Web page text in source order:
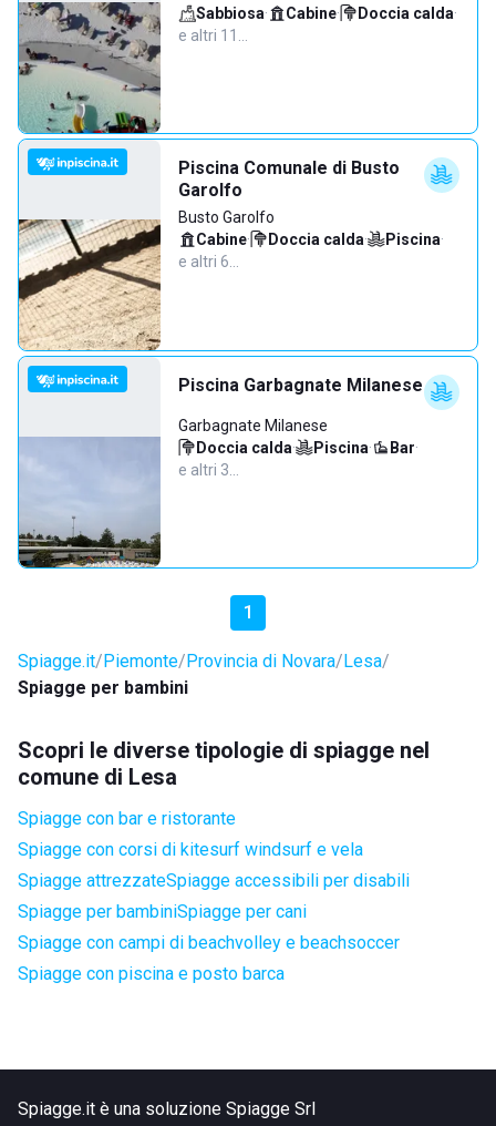
Sabbiosa· Cabine· Doccia calda·
e altri 11…
Piscina Comunale di Busto
Garolfo
Busto Garolfo
Cabine· Doccia calda· Piscina·
e altri 6…
Piscina Garbagnate Milanese
Garbagnate Milanese
Doccia calda· Piscina· Bar·
e altri 3…
1
Spiagge.it Piemonte Provincia di Novara Lesa
Spiagge per bambini
Scopri le diverse tipologie di spiagge nel
comune di Lesa
Spiagge con bar e ristorante
Spiagge con corsi di kitesurf windsurf e vela
Spiagge attrezzateSpiagge accessibili per disabili
Spiagge per bambiniSpiagge per cani
Spiagge con campi di beachvolley e beachsoccer
Spiagge con piscina e posto barca
Spiagge.it è una soluzione Spiagge Srl